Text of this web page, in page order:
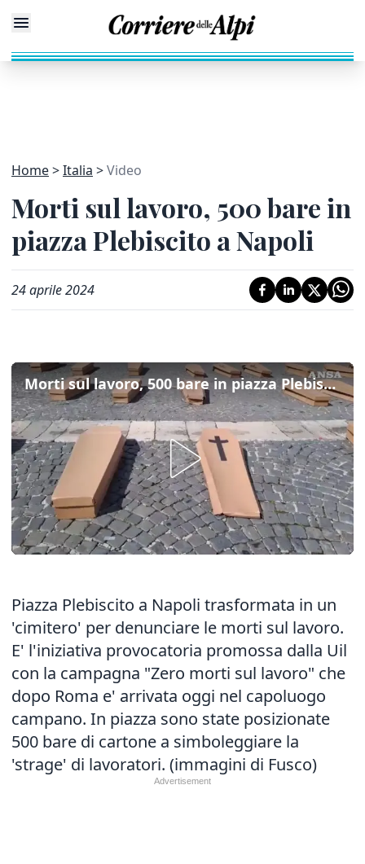
Home Italia Video
Morti sul lavoro, 500 bare in
piazza Plebiscito a Napoli
24 aprile 2024
Morti sul lavoro, 500 bare in piazza Plebiscito a Napoli
Piazza Plebiscito a Napoli trasformata in un
'cimitero' per denunciare le morti sul lavoro.
E' l'iniziativa provocatoria promossa dalla Uil
con la campagna "Zero morti sul lavoro" che
dopo Roma e' arrivata oggi nel capoluogo
campano. In piazza sono state posizionate
500 bare di cartone a simboleggiare la
'strage' di lavoratori. (immagini di Fusco)